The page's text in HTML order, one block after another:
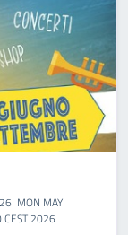
MON MAY
2026